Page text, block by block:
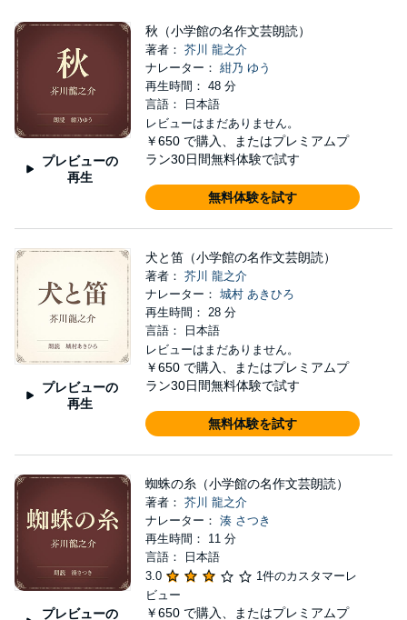
の対面に感激するのだが･･･。姉妹と従兄それぞれの想いが交錯す
る三角関係を描いた、恋愛心理小説の傑作。
Public Domain (P)エイトリンクス
プレビューの
再生
秋（小学館の名作文芸朗読）
著者： 芥川 龍之介
ナレーター： 紺乃 ゆう
再生時間： 48 分
言語： 日本語
レビューはまだありません。
￥650 で購入、またはプレミアムプ
ラン30日間無料体験で試す
無料体験を試す
プレビューの
再生
犬と笛（小学館の名作文芸朗読）
著者： 芥川 龍之介
ナレーター： 城村 あきひろ
再生時間： 28 分
言語： 日本語
レビューはまだありません。
￥650 で購入、またはプレミアムプ
ラン30日間無料体験で試す
無料体験を試す
プレビューの
蜘蛛の糸（小学館の名作文芸朗読）
著者： 芥川 龍之介
ナレーター： 湊 さつき
再生時間： 11 分
言語： 日本語
3.0
1件のカスタマーレ
ビュー
￥650 で購入、またはプレミアムプ